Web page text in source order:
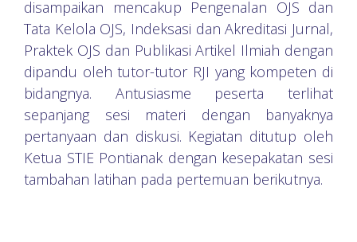
disampaikan mencakup Pengenalan OJS dan
Tata Kelola OJS, Indeksasi dan Akreditasi Jurnal,
Praktek OJS dan Publikasi Artikel Ilmiah dengan
dipandu oleh tutor-tutor RJI yang kompeten di
bidangnya. Antusiasme peserta terlihat
sepanjang sesi materi dengan banyaknya
pertanyaan dan diskusi. Kegiatan ditutup oleh
Ketua STIE Pontianak dengan kesepakatan sesi
tambahan latihan pada pertemuan berikutnya.